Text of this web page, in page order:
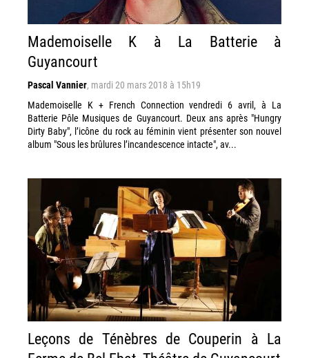
Mademoiselle K à La Batterie à
Guyancourt
Pascal Vannier, mardi 20 mars 2018 à 15h19
Mademoiselle K + French Connection vendredi 6 avril, à La
Batterie Pôle Musiques de Guyancourt. Deux ans après "Hungry
Dirty Baby", l’icône du rock au féminin vient présenter son nouvel
album "Sous les brûlures l’incandescence intacte", av...
Leçons de Ténèbres de Couperin à La